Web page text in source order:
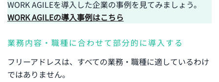
WORK AGILEを導入した企業の事例を見てみましょう。
WORK AGILEの導入事例はこちら
業務内容・職種に合わせて部分的に導入する
フリーアドレスは、すべての業務・職種に適しているわけ
ではありません。